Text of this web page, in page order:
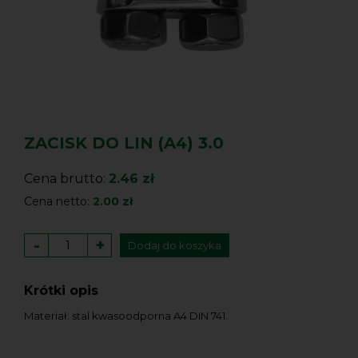
ZACISK DO LIN (A4) 3.0
Cena brutto: 2.46 zł
Cena netto: 2.00 zł
- + Dodaj do koszyka
Krótki opis
Materiał: stal kwasoodporna A4 DIN 741.